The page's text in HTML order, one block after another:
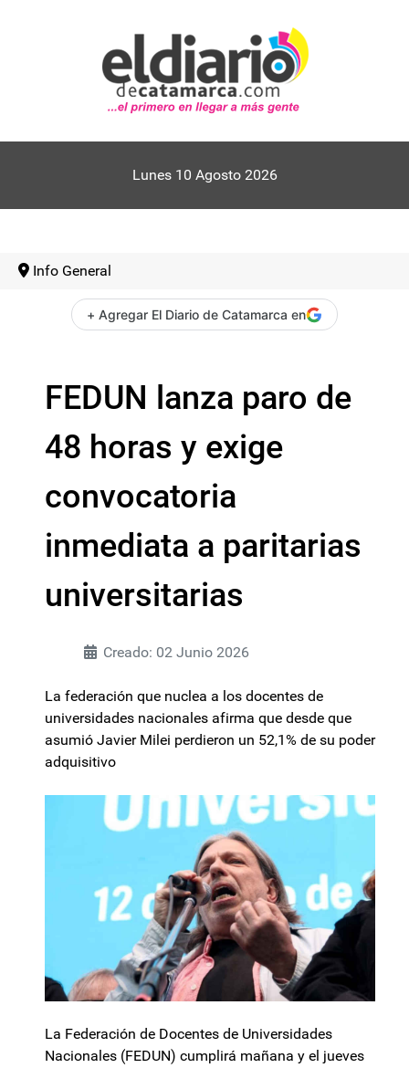
Lunes 10 Agosto 2026
Info General
+ Agregar El Diario de Catamarca en
FEDUN lanza paro de
48 horas y exige
convocatoria
inmediata a paritarias
universitarias
Creado: 02 Junio 2026
La federación que nuclea a los docentes de
universidades nacionales afirma que desde que
asumió Javier Milei perdieron un 52,1% de su poder
adquisitivo
La Federación de Docentes de Universidades
Nacionales (FEDUN) cumplirá mañana y el jueves